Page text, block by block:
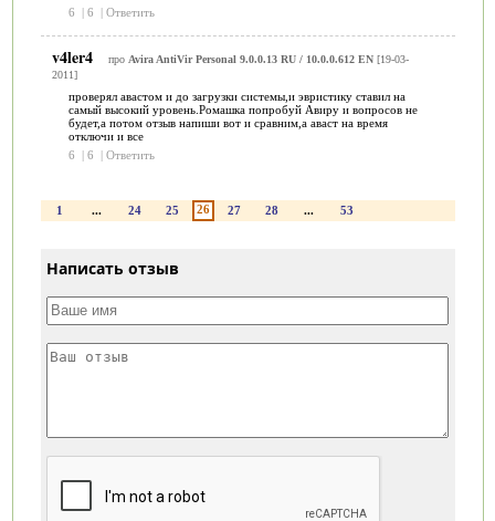
6
| 6 | Ответить
v4ler4 про Avira AntiVir Personal 9.0.0.13 RU / 10.0.0.612 EN[19-03-
2011]
проверял авастом и до загрузки системы,и эвристику ставил на
самый высокий уровень.Ромашка попробуй Авиру и вопросов не
будет,а потом отзыв напиши вот и сравним,а аваст на время
отключи и все
6
| 6 | Ответить
1 ... 24 25 26 27 28 ... 53
Написать отзыв